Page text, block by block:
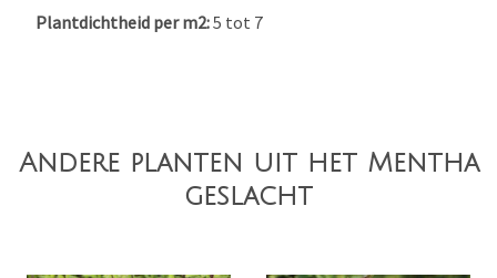
Plantdichtheid per m2 5 tot 7
Andere planten uit het Mentha
geslacht